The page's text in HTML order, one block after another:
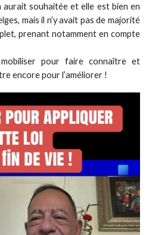
aurait souhaitée et elle est bien en
mais il n’y avait pas de majorité
prenant notamment en compte
pour faire connaître et
encore pour l’améliorer !